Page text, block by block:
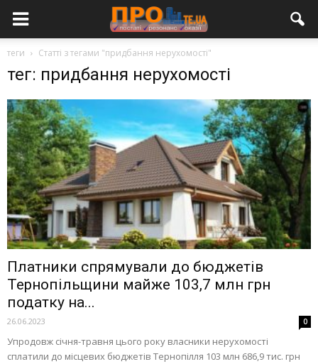
теги Статті з тегами "придбання нерухомості"
тег: придбання нерухомості
Платники спрямували до бюджетів
Тернопільщини майже 103,7 млн грн
податку на...
26.06.2023 0
Упродовж січня-травня цього року власники нерухомості
сплатили до місцевих бюджетів Тернопілля 103 млн 686,9 тис. грн